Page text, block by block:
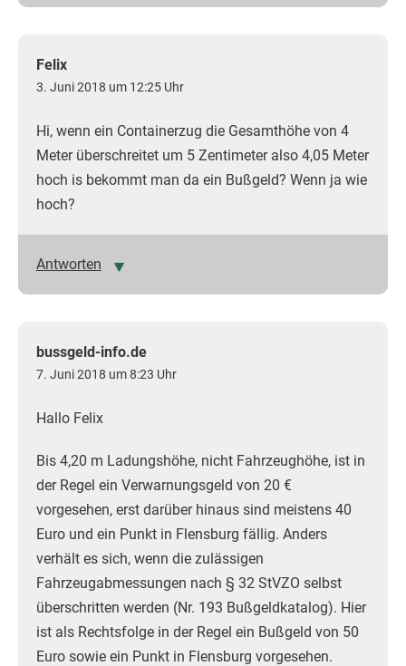
Felix
3. Juni 2018 um 12:25 Uhr
Hi, wenn ein Containerzug die Gesamthöhe von 4
Meter überschreitet um 5 Zentimeter also 4,05 Meter
hoch is bekommt man da ein Bußgeld? Wenn ja wie
hoch?
Antworten
bussgeld-info.de
7. Juni 2018 um 8:23 Uhr
Hallo Felix
Bis 4,20 m Ladungshöhe, nicht Fahrzeughöhe, ist in
der Regel ein Verwarnungsgeld von 20 €
vorgesehen, erst darüber hinaus sind meistens 40
Euro und ein Punkt in Flensburg fällig. Anders
verhält es sich, wenn die zulässigen
Fahrzeugabmessungen nach § 32 StVZO selbst
überschritten werden (Nr. 193 Bußgeldkatalog). Hier
ist als Rechtsfolge in der Regel ein Bußgeld von 50
Euro sowie ein Punkt in Flensburg vorgesehen.